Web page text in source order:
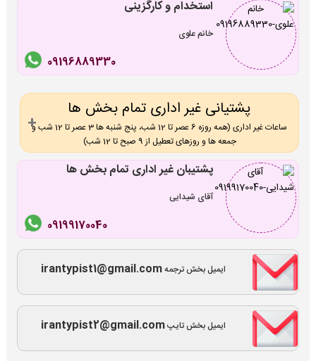
استخدام و کارگزینی
خانم علوی
09196889330
پشتیانی غیر اداری تمام بخش ها
ساعات غیر اداری (همه روزه 6 عصر تا 12 شب، پنج شنبه ها 3 عصر تا 12 شب و
جمعه ها و روزهای تعطیل از 9 صبح تا 12 شب)
پشتیبان غیر اداری تمام بخش ها
آقای شیدایی
09199170040
ایمیل بخش ترجمهirantypist1@gmail.com
ایمیل بخش تایپirantypist2@gmail.com